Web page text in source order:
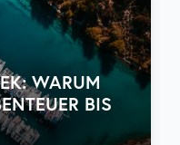
WARUM
BIS